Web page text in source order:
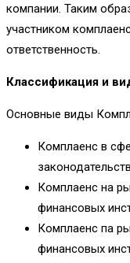
компании. Таким
участником
ответственность.
Классификация и
Основные виды
Комплаенс в
Комплаенс на
финансовых
Комплаенс па
финансовых